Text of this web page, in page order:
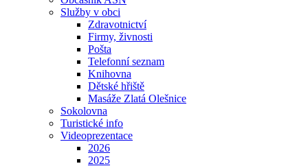
Služby v obci
Zdravotnictví
Firmy, živnosti
Pošta
Telefonní seznam
Knihovna
Dětské hřiště
Masáže Zlatá Olešnice
Sokolovna
Turistické info
Videoprezentace
2026
2025